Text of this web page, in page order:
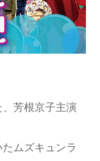
芳根京子主演
ムズキュンラ